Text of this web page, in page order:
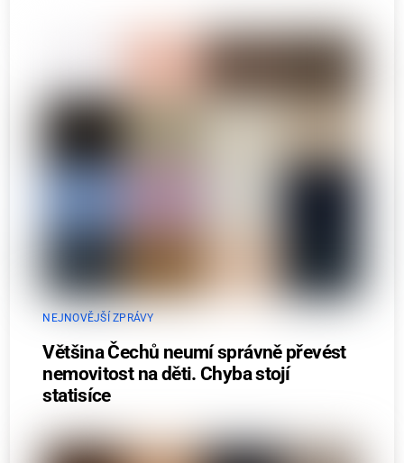
NEJNOVĚJŠÍ ZPRÁVY
Většina Čechů neumí správně převést
nemovitost na děti. Chyba stojí
statisíce